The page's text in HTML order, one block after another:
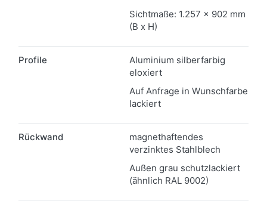
Sichtmaße: 1.257 x 902 mm
(B x H)
Profile
Aluminium silberfarbig
eloxiert
Auf Anfrage in Wunschfarbe
lackiert
Rückwand
magnethaftendes
verzinktes Stahlblech
Außen grau schutzlackiert
(ähnlich RAL 9002)